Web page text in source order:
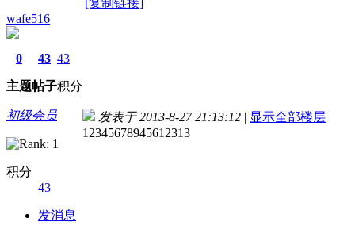
wafe516
0
主题
43
帖子
43
积分
初级会员
积分
43
发消息
发表于 2013-8-27 21:13:12 | 显示全部楼层
12345678945612313